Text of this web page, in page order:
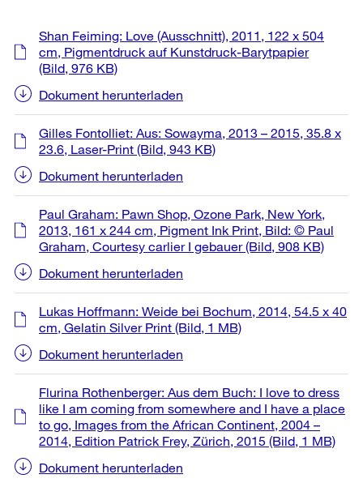
Weitere
Informationen
Shan Feiming: Love (Ausschnitt), 2011, 122 x 504
cm, Pigmentdruck auf Kunstdruck-Barytpapier
(Bild, 976 KB)
Dokument herunterladen
Gilles Fontolliet: Aus: Sowayma, 2013 – 2015, 35.8 x
23.6, Laser-Print (Bild, 943 KB)
Dokument herunterladen
Paul Graham: Pawn Shop, Ozone Park, New York,
2013, 161 x 244 cm, Pigment Ink Print, Bild: © Paul
Graham, Courtesy carlier I gebauer(Bild, 908 KB)
Dokument herunterladen
Lukas Hoffmann: Weide bei Bochum, 2014, 54.5 x 40
cm, Gelatin Silver Print (Bild, 1 MB)
Dokument herunterladen
Flurina Rothenberger: Aus dem Buch: I love to dress
like I am coming from somewhere and I have a place
to go, Images from the African Continent, 2004 –
2014, Edition Patrick Frey, Zürich, 2015 (Bild, 1 MB)
Dokument herunterladen